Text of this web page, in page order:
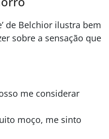
de Belchior ilustra bem
sobre a sensação que
me considerar
moço, me sinto